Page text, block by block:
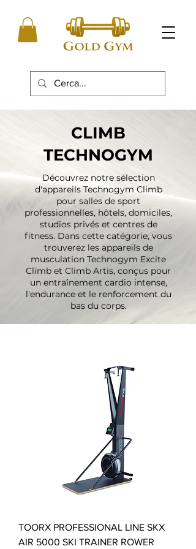
CLIMB
TECHNOGYM
Découvrez notre sélection
d'appareils Technogym Climb
pour salles de sport
professionnelles, hôtels, domiciles,
studios privés et centres de
fitness. Dans cette catégorie, vous
trouverez les appareils de
musculation Technogym Excite
Climb et Climb Artis, conçus pour
un entraînement cardio intense,
l'endurance et le renforcement du
bas du corps.
TOORX PROFESSIONAL LINE SKX
AIR 5000 SKI TRAINER ROWER